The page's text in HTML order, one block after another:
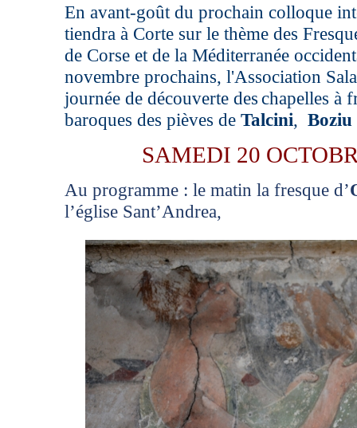
En avant-goût du prochain colloque
tiendra à Corte sur le thème des
de Corse et de la Méditerranée
novembre prochains, l'Association
journée de découverte deschapelles à
baroques des pièves de Talcini, Boziu
SAMEDI 20
Au programme : le matin la fresque d’
l’église Sant’Andrea,